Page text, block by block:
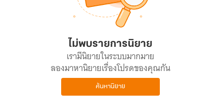
ไม่พบรายการนิยาย
เรามีนิยายในระบบมากมาย
ลองมาหานิยายเรื่องโปรดของคุณกัน
ค้นหานิยาย